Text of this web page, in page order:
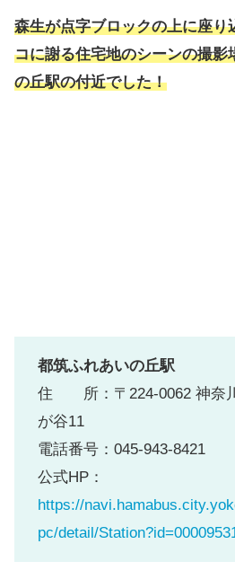
森生が点字ブロックの上に座り
コに謝る住宅地のシーンの撮影
の丘駅の付近でした！
都筑ふれあいの丘駅
住 所：〒224-0062 神奈
が谷11
電話番号：045-943-8421
公式HP：
https://
pc/detail/